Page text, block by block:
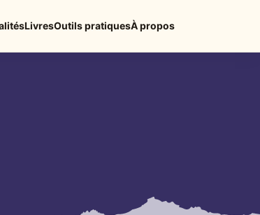
LivresOutils pratiquesÀ propos